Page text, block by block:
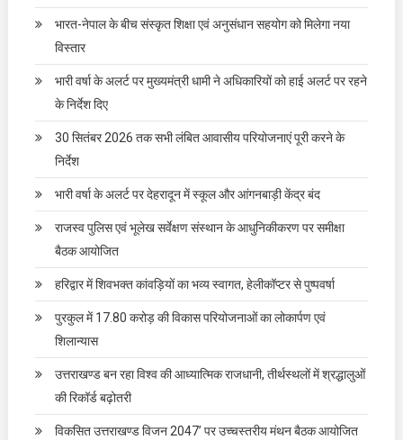
भारत-नेपाल के बीच संस्कृत शिक्षा एवं अनुसंधान सहयोग को मिलेगा नया
विस्तार
भारी वर्षा के अलर्ट पर मुख्यमंत्री धामी ने अधिकारियों को हाई अलर्ट पर रहने
के निर्देश दिए
30 सितंबर 2026 तक सभी लंबित आवासीय परियोजनाएं पूरी करने के
निर्देश
भारी वर्षा के अलर्ट पर देहरादून में स्कूल और आंगनबाड़ी केंद्र बंद
राजस्व पुलिस एवं भूलेख सर्वेक्षण संस्थान के आधुनिकीकरण पर समीक्षा
बैठक आयोजित
हरिद्वार में शिवभक्त कांवड़ियों का भव्य स्वागत, हेलीकॉप्टर से पुष्पवर्षा
पुरकुल में 17.80 करोड़ की विकास परियोजनाओं का लोकार्पण एवं
शिलान्यास
उत्तराखण्ड बन रहा विश्व की आध्यात्मिक राजधानी, तीर्थस्थलों में श्रद्धालुओं
की रिकॉर्ड बढ़ोतरी
विकसित उत्तराखण्ड विजन 2047’ पर उच्चस्तरीय मंथन बैठक आयोजित